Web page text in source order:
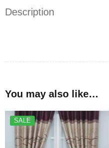
Description
You may also like…
SALE